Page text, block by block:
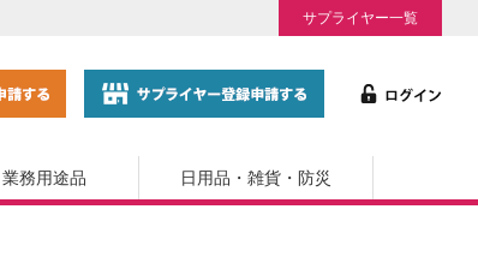
サプライヤー一覧
務用途品 日用品・雑貨・防災